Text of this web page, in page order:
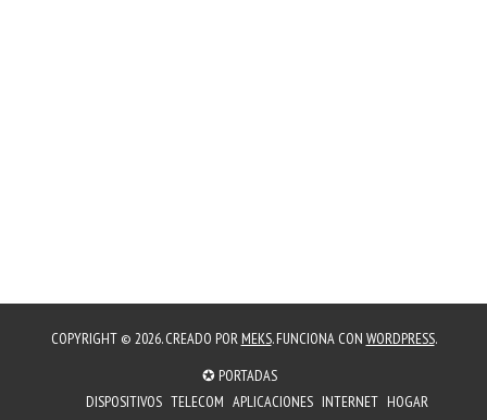
COPYRIGHT © 2026. CREADO POR MEKS. FUNCIONA CON WORDPRESS.
✪ PORTADAS
DISPOSITIVOS TELECOM APLICACIONES INTERNET HOGAR